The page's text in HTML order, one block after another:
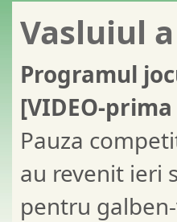
Vasluiul
Programul
[VIDEO-
Pauza
au revenit ieri
pentru